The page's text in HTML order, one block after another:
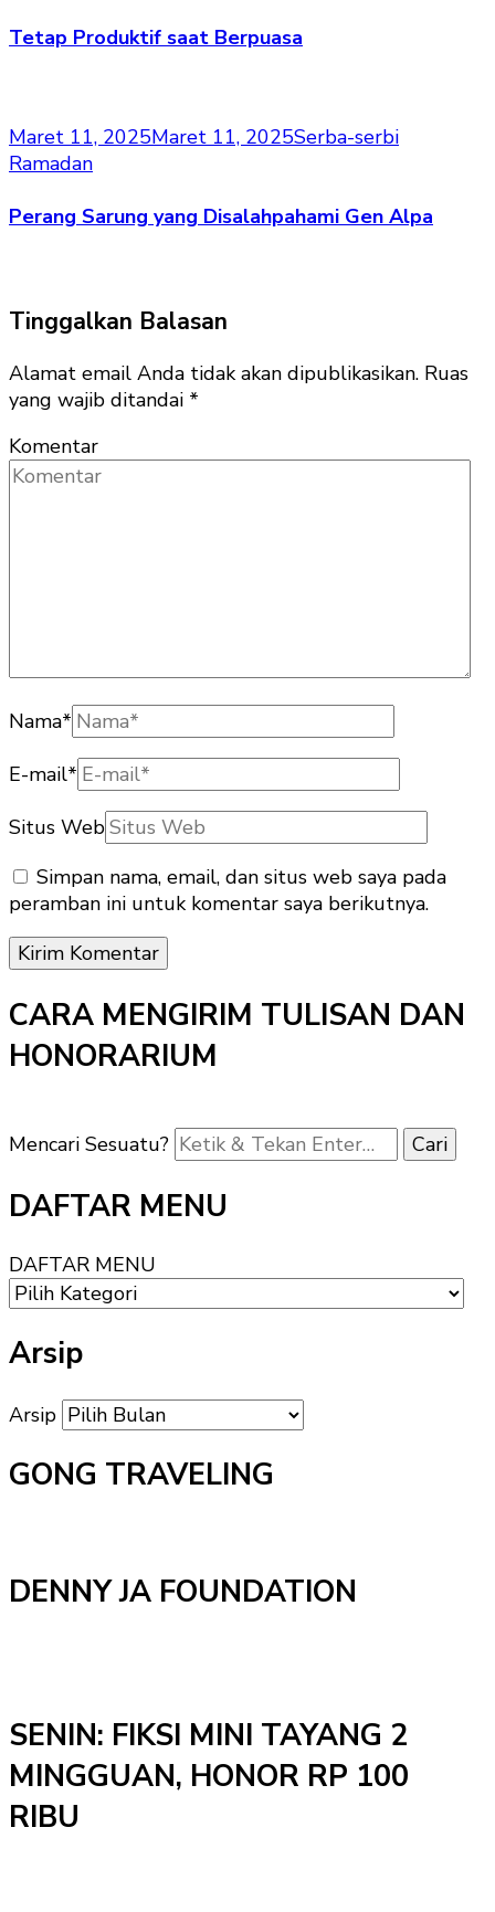
Tetap Produktif saat Berpuasa
Maret 11, 2025Maret 11, 2025Serba-serbi
Ramadan
Perang Sarung yang Disalahpahami Gen Alpa
Tinggalkan Balasan
Alamat email Anda tidak akan dipublikasikan. Ruas
yang wajib ditandai *
Komentar
Nama*
E-mail*
Situs Web
Simpan nama, email, dan situs web saya pada
peramban ini untuk komentar saya berikutnya.
CARA MENGIRIM TULISAN DAN
HONORARIUM
Mencari Sesuatu?
DAFTAR MENU
DAFTAR MENU
Arsip
Arsip
GONG TRAVELING
DENNY JA FOUNDATION
SENIN: FIKSI MINI TAYANG 2
MINGGUAN, HONOR RP 100
RIBU